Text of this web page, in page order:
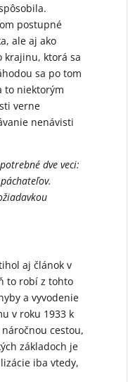
postupné
ale aj ako
krajinu, ktorá sa
sa po tom
to niektorým
verne
nenávisti
dve veci:
aj článok v
to robí z tohto
a vyvodenie
v roku 1933 k
cestou,
základoch je
iba vtedy,